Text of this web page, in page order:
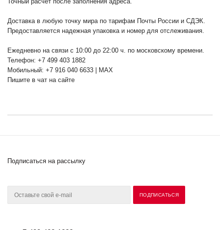
Доставка в любую точку мира по тарифам Почты России и СДЭК.
Предоставляется надежная упаковка и номер для отслеживания.
Ежедневно на связи с 10:00 до 22:00 ч. по московскому времени.
Телефон: +7 499 403 1882
Мобильный: +7 916 040 6633 | MAX
Пишите в чат на сайте
Подписаться на рассылку